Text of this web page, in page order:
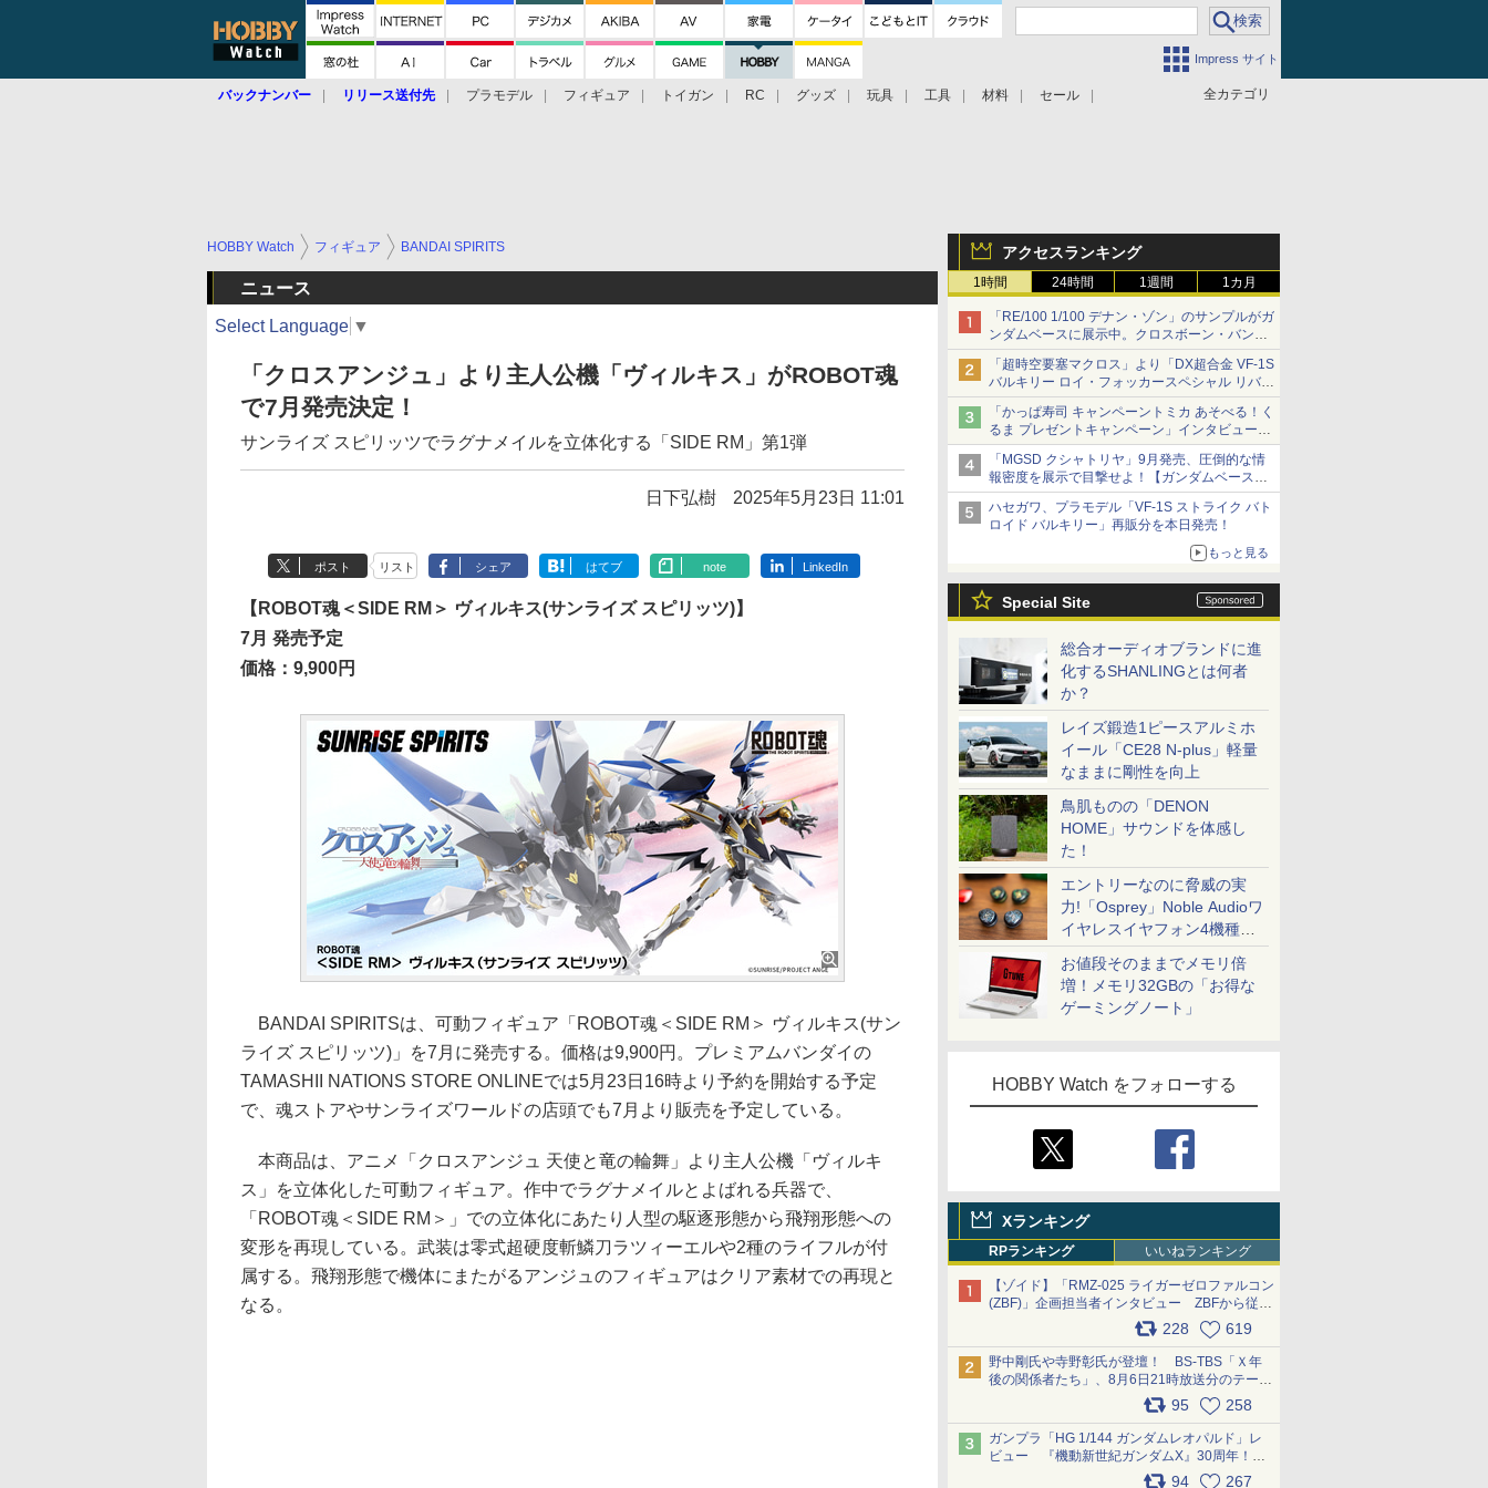
Impress サイト
全カテゴリ
バックナンバー リリース送付先 プラモデル フィギュア トイガン RC グッズ 玩具 工具 材料 セール
アクセスランキング
1時間 24時間 1週間 1カ月
「RE/100 1/100 デナン・ゾン」のサンプルがガ
ンダムベースに展示中。クロスボーン・バンガ
ードの制式量産機が間もなく発送【ガンダムベ
ース撮り下ろし】
「超時空要塞マクロス」より「DX超合金 VF-1S
バルキリー ロイ・フォッカースペシャル リバイ
バルVer.」本日発売！
「かっぱ寿司 キャンペーントミカ あそべる！く
るま プレゼントキャンペーン」インタビュー
子どもが楽しめるかっぱ寿司ならではの体験と
コラボの楽しさを追求
「MGSD クシャトリヤ」9月発売、圧倒的な情
報密度を展示で目撃せよ！【ガンダムベース撮
り下ろし】
ハセガワ、プラモデル「VF-1S ストライク バト
ロイド バルキリー」再販分を本日発売！
もっと見る
Special Site
総合オーディオブランドに進
化するSHANLINGとは何者
か？
レイズ鍛造1ピースアルミホ
イール「CE28 N-plus」軽量
なままに剛性を向上
鳥肌ものの「DENON
HOME」サウンドを体感し
た！
エントリーなのに脅威の実
力!「Osprey」Noble Audioワ
イヤレスイヤフォン4機種を
一気に聴く
お値段そのままでメモリ倍
増！メモリ32GBの「お得な
ゲーミングノート」
HOBBY Watch をフォローする
Xランキング
RPランキング いいねランキング
【ゾイド】「RMZ-025 ライガーゼロファルコン
(ZBF)」企画担当者インタビュー ZBFから従来
デザインまで再現可能なボリューム満点のキッ
ト pic.x.com/6zOqQAQKkX
228 619
野中剛氏や寺野彰氏が登壇！ BS-TBS「Ｘ年
後の関係者たち」、8月6日21時放送分のテーマ
は「超合金」！ pic.x.com/uWyt1uyuFm
95 258
ガンプラ「HG 1/144 ガンダムレオパルド」レ
ビュー 『機動新世紀ガンダムX』30周年！イ
ンナーアームガトリングの変形機構まで再現し
94 267
HOBBY Watch フィギュア BANDAI SPIRITS
ニュース
Select Language ▼
「クロスアンジュ」より主人公機「ヴィルキス」がROBOT魂
で7月発売決定！
サンライズ スピリッツでラグナメイルを立体化する「SIDE RM」第1弾
日下弘樹 2025年5月23日 11:01
ポスト リスト シェア はてブ note LinkedIn
【ROBOT魂＜SIDE RM＞ ヴィルキス(サンライズ スピリッツ)】
7月 発売予定
価格：9,900円
BANDAI SPIRITSは、可動フィギュア「ROBOT魂＜SIDE RM＞ ヴィルキス(サン
ライズ スピリッツ)」を7月に発売する。価格は9,900円。プレミアムバンダイの
TAMASHII NATIONS STORE ONLINEでは5月23日16時より予約を開始する予定
で、魂ストアやサンライズワールドの店頭でも7月より販売を予定している。
本商品は、アニメ「クロスアンジュ 天使と竜の輪舞」より主人公機「ヴィルキ
ス」を立体化した可動フィギュア。作中でラグナメイルとよばれる兵器で、
「ROBOT魂＜SIDE RM＞」での立体化にあたり人型の駆逐形態から飛翔形態への
変形を再現している。武装は零式超硬度斬鱗刀ラツィーエルや2種のライフルが付
属する。飛翔形態で機体にまたがるアンジュのフィギュアはクリア素材での再現と
なる。